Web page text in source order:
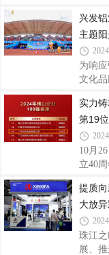
主要
自
布
材制
省战略
实业
链，
决方
链为
链的合
兴发
主题
为响
文化
向新
员工
在“友
上，
好“兴
着笑
的队
实力
第19位
10月
立40
企业
铝业
2024
第10
为纲
提质
大放
珠江
展、